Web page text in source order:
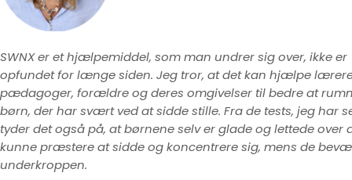
SWNX er et hjælpemiddel, som man undrer sig over, ikke er
opfundet for længe siden. Jeg tror, at det kan hjælpe
pædagoger, forældre og deres omgivelser til bedre at
børn, der har svært ved at sidde stille. Fra de tests, jeg har
tyder det også på, at børnene selv er glade og lettede over
kunne præstere at sidde og koncentrere sig, mens de
underkroppen.